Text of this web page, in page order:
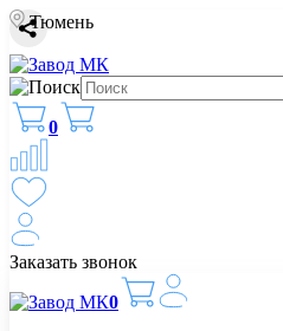
Тюмень
0
Заказать звонок
0